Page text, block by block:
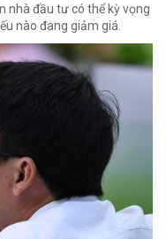
nhà đầu tư có thể kỳ vọng
nào đang giảm giá.